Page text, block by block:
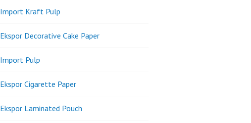
Import Kraft Pulp
Ekspor Decorative Cake Paper
Import Pulp
Ekspor Cigarette Paper
Ekspor Laminated Pouch